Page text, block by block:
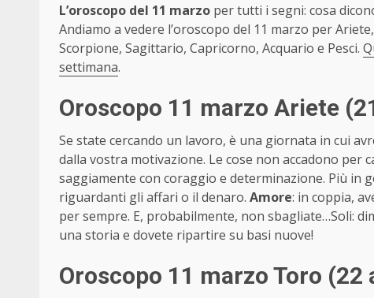
L’oroscopo del 11 marzo per tutti i segni: cosa
Andiamo a vedere l’oroscopo del 11 marzo per
Scorpione, Sagittario, Capricorno, Acquario e Pesci.
settimana.
Oroscopo 11 marzo Ariete
Se state cercando un lavoro, è una giornata in cui
dalla vostra motivazione. Le cose non accadono per
saggiamente con coraggio e determinazione. Più
riguardanti gli affari o il denaro. Amore: in coppia,
per sempre. E, probabilmente, non sbagliate…Soli:
una storia e dovete ripartire su basi nuove!
Oroscopo 11 marzo Toro